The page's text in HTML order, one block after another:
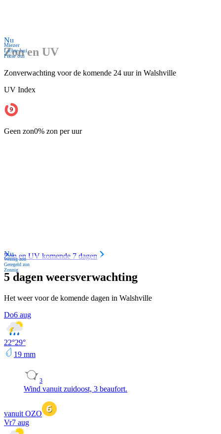
Nu
Miezer
Lichte bui
Fikse bui
Zon en UV
Zonverwachting voor de komende 24 uur in Walshville
UV Index
Geen zon0% zon per uur
Nu
Weinig zon
Geregeld zon
Zonnig
Zon en UV komende 7 dagen
5 dagen weersverwachting
Het weer voor de komende dagen in Walshville
Do6 aug
22°29°
19 mm
3
Wind vanuit zuidoost, 3 beaufort.
vanuit OZO
Vr7 aug